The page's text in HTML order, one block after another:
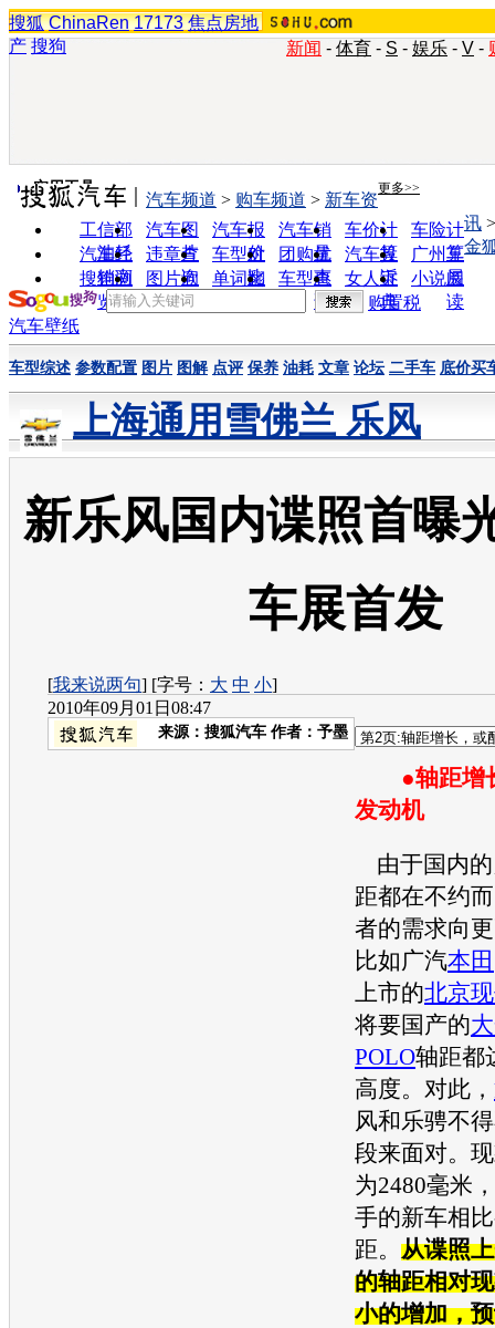
搜狐 ChinaRen 17173 焦点房地
产 搜狗 新闻 - 体育 - S - 娱乐 - V -
实用工具 更多>>
工信部
油耗
汽车图
片
汽车报
价
汽车销
量
车价计
算
车险计
算
汽车经
销商
违章查
询
车型对
比
团购优
惠
汽车投
诉
广州车
展
搜狗浏
览器
图片欣
赏
单词翻
车型查
询
女人宝
典
小说阅
读
汽车频道 > 购车频道 > 新车资
讯
金
购置税
汽车壁纸
车型综述 参数配置 图片 图解 点评 保养 油耗 文章 论坛 二手车 底价买
上海通用雪佛兰 乐风
新乐风国内谍照首曝
车展首发
[我来说两句] [字号： 大 中 小]
2010年09月01日08:47
来源： 搜狐汽车 作者：予墨
●轴距增
发动机
由于国内
距都在不约
者的需求向
比如广汽本田
上市的北京
将要国产的
POLO轴距都
高度。对此，
风和乐骋不
段来面对。
为2480毫米
手的新车相
距。 从谍照
的轴距相对
小的增加，